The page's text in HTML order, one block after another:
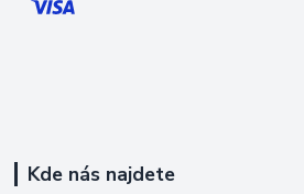
Kde nás najdete